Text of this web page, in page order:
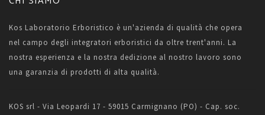
Kos Laboratorio Erboristico è un'azienda di qualità che opera
nel campo degli integratori erboristici da oltre trent'anni. La
nostra esperienza e la nostra dedizione al nostro lavoro sono
una garanzia di prodotti di alta qualità.
KOS srl - Via Leopardi 17 - 59015 Carmignano (PO) - Cap. soc.